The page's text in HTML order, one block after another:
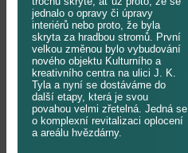
jednalo o opravy či úpravy
interiérů nebo proto, že byla
skryta za hradbou stromů. První
velkou změnou bylo vybudování
nového objektu Kulturního a
kreativního centra na ulici J. K.
Tyla a nyní se dostáváme do
další etapy, která je svou
povahou velmi zřetelná. Jedná se
o komplexní revitalizaci oplocení
a areálu hvězdárny.